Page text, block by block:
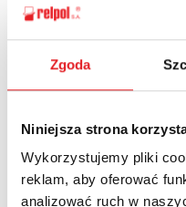
Zgoda
Niniejsza strona
Wykorzystujemy pliki
reklam, aby oferować
analizować ruch w
Zapytaj o
Imię i nazwisko: *